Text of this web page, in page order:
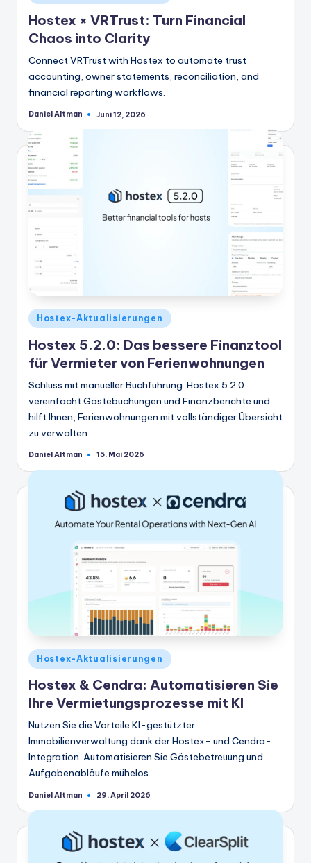
in
Hostex × VRTrust: Turn Financial
Chaos into Clarity
Connect VRTrust with Hostex to automate trust
accounting, owner statements, reconciliation, and
financial reporting workflows.
Geschrieben
Daniel Altman Juni 12, 2026
Veröffentlicht
in
Hostex-Aktualisierungen
Hostex 5.2.0: Das bessere Finanztool
für Vermieter von Ferienwohnungen
Schluss mit manueller Buchführung. Hostex 5.2.0
vereinfacht Gästebuchungen und Finanzberichte und
hilft Ihnen, Ferienwohnungen mit vollständiger Übersicht
zu verwalten.
Geschrieben
Daniel Altman 15. Mai 2026
Veröffentlicht
in
Hostex-Aktualisierungen
Hostex & Cendra: Automatisieren Sie
Ihre Vermietungsprozesse mit KI
Nutzen Sie die Vorteile KI-gestützter
Immobilienverwaltung dank der Hostex- und Cendra-
Integration. Automatisieren Sie Gästebetreuung und
Aufgabenabläufe mühelos.
Geschrieben
Daniel Altman 29. April 2026